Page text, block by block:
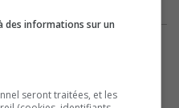
des informations sur un
seront traitées, et les